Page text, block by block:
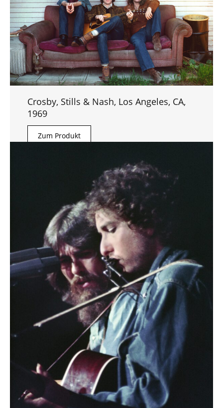
Crosby, Stills & Nash, Los Angeles, CA,
1969
Zum Produkt